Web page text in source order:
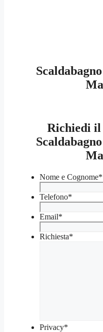
Richiedi il
Nome e Cognome*
Telefono*
Email*
Richiesta*
Privacy*